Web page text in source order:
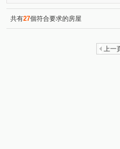
捷運讚(1) 榮華路二段(1)
榮華路一段(1)
中信街(1) 昌隆街(1)
共有27個符合要求的房屋
上一